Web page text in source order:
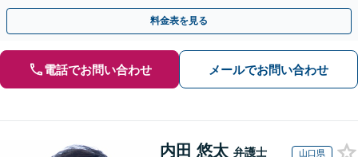
【初回相談無料】【全国対応可能】
料金表を見る
電話でお問い合わせ メールでお問い合わせ
内田 悠太 弁護士 山口県